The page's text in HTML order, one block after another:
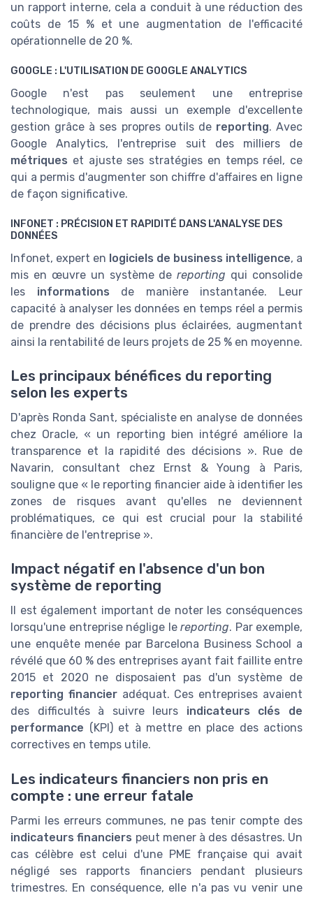
un rapport interne, cela a conduit à une réduction des
coûts de 15 % et une augmentation de l'efficacité
opérationnelle de 20 %.
GOOGLE : L'UTILISATION DE GOOGLE ANALYTICS
Google n'est pas seulement une entreprise
technologique, mais aussi un exemple d'excellente
gestion grâce à ses propres outils de reporting. Avec
Google Analytics, l'entreprise suit des milliers de
métriques et ajuste ses stratégies en temps réel, ce
qui a permis d'augmenter son chiffre d'affaires en ligne
de façon significative.
INFONET : PRÉCISION ET RAPIDITÉ DANS L'ANALYSE DES
DONNÉES
Infonet, expert en logiciels de business intelligence, a
mis en œuvre un système dereporting qui consolide
les informations de manière instantanée. Leur
capacité à analyser les données en temps réel a permis
de prendre des décisions plus éclairées, augmentant
ainsi la rentabilité de leurs projets de 25 % en moyenne.
Les principaux bénéfices du reporting
selon les experts
D'après Ronda Sant, spécialiste en analyse de données
chez Oracle, « un reporting bien intégré améliore la
transparence et la rapidité des décisions ». Rue de
Navarin, consultant chez Ernst & Young à Paris,
souligne que « le reporting financier aide à identifier les
zones de risques avant qu'elles ne deviennent
problématiques, ce qui est crucial pour la stabilité
financière de l'entreprise ».
Impact négatif en l'absence d'un bon
système de reporting
Il est également important de noter les conséquences
lorsqu'une entreprise néglige le reporting. Par exemple,
une enquête menée par Barcelona Business School a
révélé que 60 % des entreprises ayant fait faillite entre
2015 et 2020 ne disposaient pas d'un système de
reporting financieradéquat. Ces entreprises avaient
des difficultés à suivre leurs indicateurs clés de
performance (KPI) et à mettre en place des actions
correctives en temps utile.
Les indicateurs financiers non pris en
compte : une erreur fatale
Parmi les erreurs communes, ne pas tenir compte des
indicateurs financiers peut mener à des désastres. Un
cas célèbre est celui d'une PME française qui avait
négligé ses rapports financiers pendant plusieurs
trimestres. En conséquence, elle n'a pas vu venir une